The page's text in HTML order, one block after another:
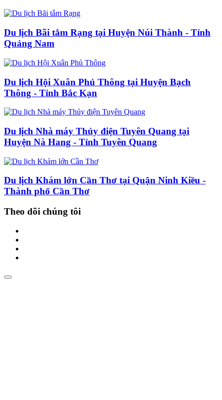
Du lịch Bãi tắm Rạng tại Huyện Núi Thành - Tỉnh
Quảng Nam
Du lịch Hội Xuân Phủ Thông tại Huyện Bạch
Thông - Tỉnh Bắc Kạn
Du lịch Nhà máy Thủy điện Tuyên Quang tại
Huyện Nà Hang - Tỉnh Tuyên Quang
Du lịch Khám lớn Cần Thơ tại Quận Ninh Kiều -
Thành phố Cần Thơ
Theo dõi chúng tôi